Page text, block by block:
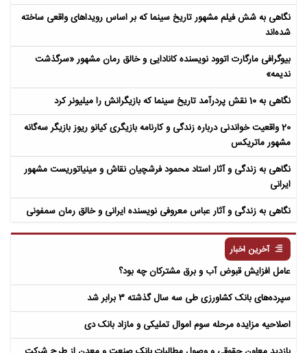
نگاهی به شش فیلم مشهور تاریخ سینما که بر اساس رویداهای واقعی ساخته
شده‌اند
بیوگرافی مارگارت اتوود نویسنده کانادایی و خالق رمان مشهور «سرگذشت
ندیمه»
نگاهی به 10 نقش پردرآمد تاریخ سینما که بازیگرانش را میلیونر کرد
20 واقعیت خواندنی درباره زندگی و کارنامه بازیگری کیانو ریوز بازیگر سه‌گانه
مشهور ماتریکس
نگاهی به زندگی و آثار استاد محمود فرشچیان نقاش و مینیاتوریست مشهور
ایرانی
نگاهی به زندگی و آثار عباس معروفی نویسنده ایرانی و خالق رمان سمفونی
آخرین اخبار
عامل افزایش قبوض آب و برق مشترکان چه بود؟
سپرده‌های بانک کشاورزی طی سه سال گذشته ۳ برابر شد
اصلاحیه مزایده مرحله سوم اموال تملیکی و مازاد بانک دی